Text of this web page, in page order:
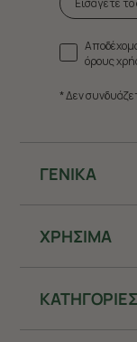
ΓΕΝΙΚΑ
ΧΡHΣΙΜΑ
ΚΑΤΗΓΟΡΙΕΣ
όρους
* Δεν